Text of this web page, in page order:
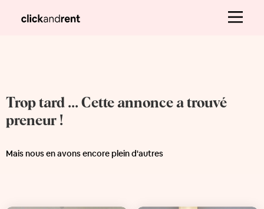
Trop tard ... Cette annonce a trouvé
preneur !
Mais nous en avons encore plein d'autres